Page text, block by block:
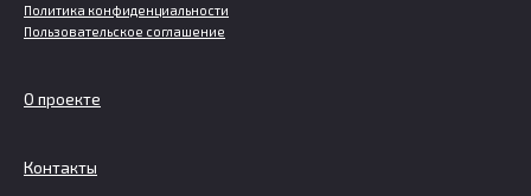
Политика конфиденциальности
Пользовательское соглашение
О проекте
Контакты